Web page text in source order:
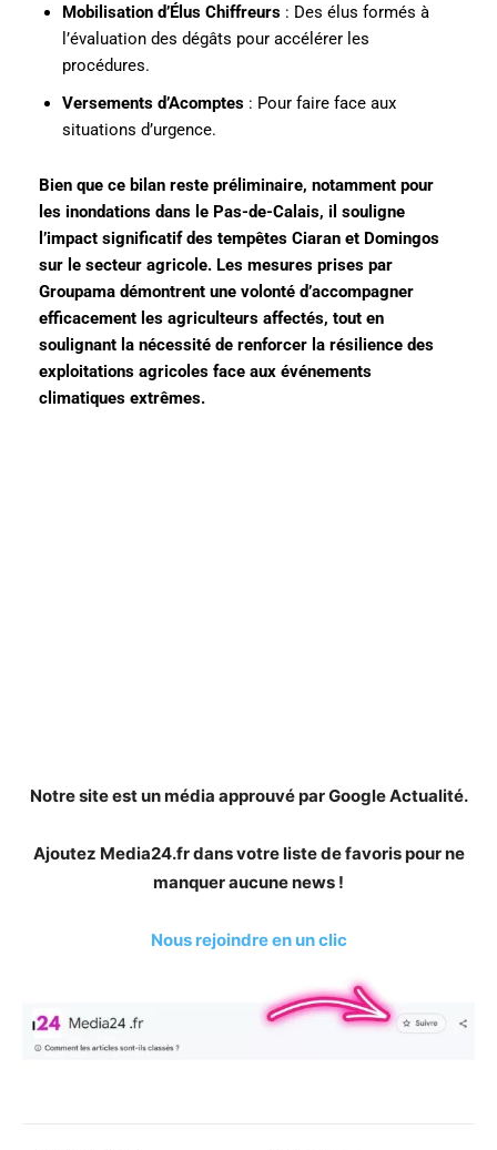
Mobilisation d’Élus Chiffreurs : Des élus formés à
l’évaluation des dégâts pour accélérer les
procédures.
Versements d’Acomptes : Pour faire face aux
situations d’urgence.
Bien que ce bilan reste préliminaire, notamment pour
les inondations dans le Pas-de-Calais, il souligne
l’impact significatif des tempêtes Ciaran et Domingos
sur le secteur agricole. Les mesures prises par
Groupama démontrent une volonté d’accompagner
efficacement les agriculteurs affectés, tout en
soulignant la nécessité de renforcer la résilience des
exploitations agricoles face aux événements
climatiques extrêmes.
Notre site est un média approuvé par Google Actualité.
Ajoutez Media24.fr dans votre liste de favoris pour ne
manquer aucune news !
Nous rejoindre en un clic